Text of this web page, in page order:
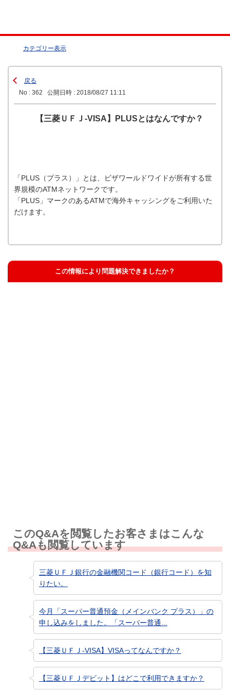
カテゴリー表示
戻る
No : 362
公開日時 : 2018/08/27 11:11
【三菱ＵＦＪ-VISA】PLUSとはなんですか？
「PLUS（プラス）」とは、ビザワールドワイドが所有する世
界規模のATMネットワークです。
「PLUS」マークのあるATMで海外キャッシングをご利用いた
だけます。
この情報により問題解決できましたか？
このQ&Aを閲覧したお客さまはこんな
Q&Aも閲覧しています
三菱ＵＦＪ銀行の金融機関コード（銀行コード）を知
りたい。
今月「スーパー普通預金（メインバンク プラス）」の
申し込みをしました。「スーパー普通...
【三菱ＵＦＪ-VISA】VISAってなんですか？
【三菱ＵＦＪデビット】はどこで利用できますか？